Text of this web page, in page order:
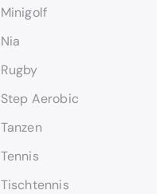
Minigolf
Nia
Rugby
Step Aerobic
Tanzen
Tennis
Tischtennis